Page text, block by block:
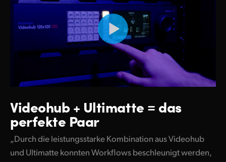
Videohub + Ultimatte = das
perfekte Paar
„Durch die leistungsstarke Kombination aus Videohub
und Ultimatte konnten Workflows beschleunigt werden,